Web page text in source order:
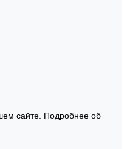
сайте. Подробнее об